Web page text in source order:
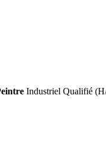
Industriel Qualifié